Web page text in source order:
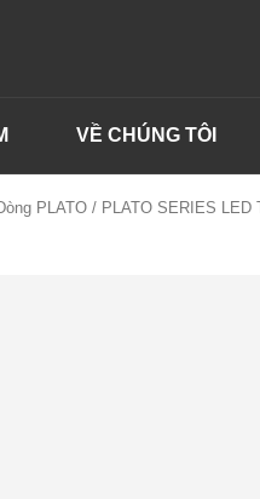
VỀ CHÚNG TÔI
PLATO / PLATO SERIES LED